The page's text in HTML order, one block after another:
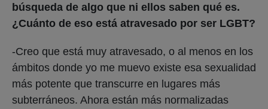
búsqueda de algo que ni ellos saben qué es.
¿Cuánto de eso está atravesado por ser LGBT?
-Creo que está muy atravesado, o al menos en los
ámbitos donde yo me muevo existe esa sexualidad
más potente que transcurre en lugares más
subterráneos. Ahora están más normalizadas